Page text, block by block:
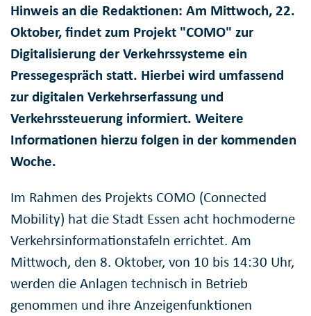
Hinweis an die Redaktionen: Am Mittwoch, 22.
Oktober, findet zum Projekt "COMO" zur
Digitalisierung der Verkehrssysteme ein
Pressegespräch statt. Hierbei wird umfassend
zur digitalen Verkehrserfassung und
Verkehrssteuerung informiert. Weitere
Informationen hierzu folgen in der kommenden
Woche.
Im Rahmen des Projekts COMO (Connected
Mobility) hat die Stadt Essen acht hochmoderne
Verkehrsinformationstafeln errichtet. Am
Mittwoch, den 8. Oktober, von 10 bis 14:30 Uhr,
werden die Anlagen technisch in Betrieb
genommen und ihre Anzeigenfunktionen